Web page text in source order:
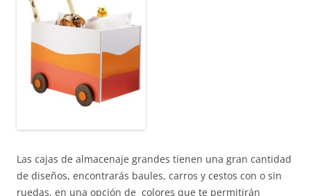
Las cajas de almacenaje grandes tienen una gran cantidad
de diseños, encontrarás baules, carros y cestos con o sin
ruedas, en una opción de colores que te permitirán